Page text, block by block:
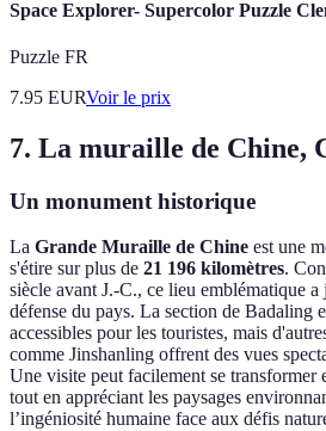
Space Explorer- Supercolor Puzzle
Puzzle FR
7.95 EURVoir le prix
7. La muraille de Chine,
Un monument historique
La Grande Muraille de Chine est une
s'étire sur plus de 21 196 kilomètres.
siècle avant J.-C., ce lieu emblématique
défense du pays. La section de Badaling
accessibles pour les touristes, mais
comme Jinshanling offrent des vues
Une visite peut facilement se transformer
tout en appréciant les paysages
l’ingéniosité humaine face aux défis